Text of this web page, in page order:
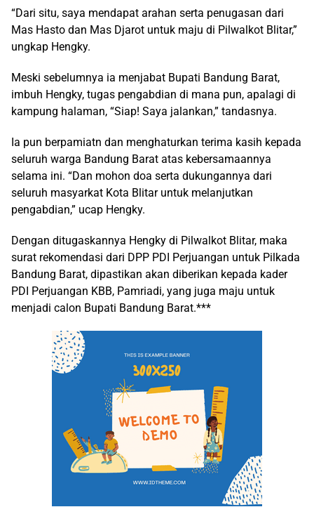
“Dari situ, saya mendapat arahan serta penugasan dari
Mas Hasto dan Mas Djarot untuk maju di Pilwalkot Blitar,”
ungkap Hengky.
Meski sebelumnya ia menjabat Bupati Bandung Barat,
imbuh Hengky, tugas pengabdian di mana pun, apalagi di
kampung halaman, “Siap! Saya jalankan,” tandasnya.
Ia pun berpamiatn dan menghaturkan terima kasih kepada
seluruh warga Bandung Barat atas kebersamaannya
selama ini. “Dan mohon doa serta dukungannya dari
seluruh masyarkat Kota Blitar untuk melanjutkan
pengabdian,” ucap Hengky.
Dengan ditugaskannya Hengky di Pilwalkot Blitar, maka
surat rekomendasi dari DPP PDI Perjuangan untuk Pilkada
Bandung Barat, dipastikan akan diberikan kepada kader
PDI Perjuangan KBB, Pamriadi, yang juga maju untuk
menjadi calon Bupati Bandung Barat.***